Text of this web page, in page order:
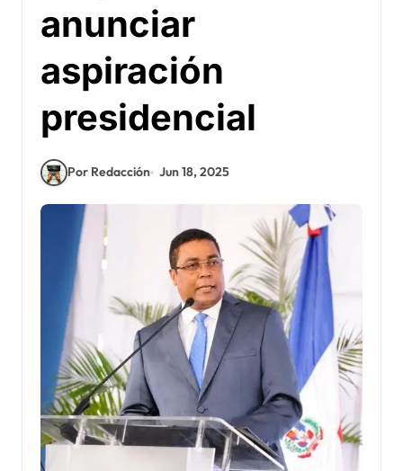
anunciar
aspiración
presidencial
Por Redacción Jun 18, 2025